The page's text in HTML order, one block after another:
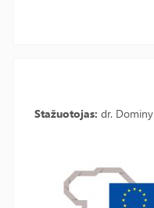
Stažuotojas: dr.